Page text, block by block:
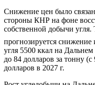
Снижение цен было
стороны КНР на фоне
собственной добычи
прогнозируется снижение
угля 5500 ккал на
до 84 долларов за тонну
долларов в 2027 г.